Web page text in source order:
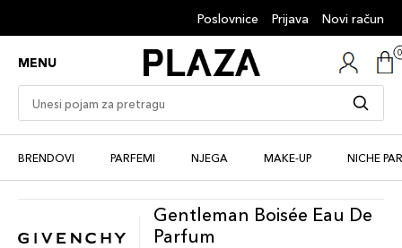
Poslovnice Prijava Novi račun
MENU
BRENDOVI PARFEMI NJEGA MAKE-UP NICHE
Gentleman Boisée Eau De
Parfum